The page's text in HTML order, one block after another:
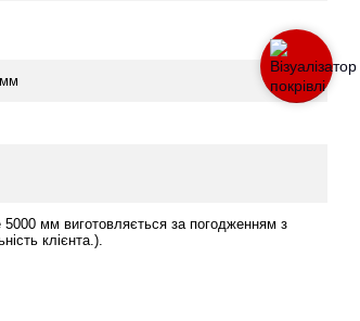
мм виготовляється за погодженням з
клієнта.).